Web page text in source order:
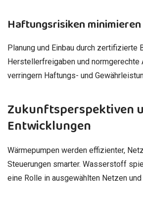
Haftungsrisiken minimieren
Planung und Einbau durch zertifizierte
Herstellerfreigaben und normgerechte
verringern Haftungs- und
Zukunftsperspektiven
Entwicklungen
Wärmepumpen werden effizienter,
Steuerungen smarter. Wasserstoff
eine Rolle in ausgewählten Netzen und